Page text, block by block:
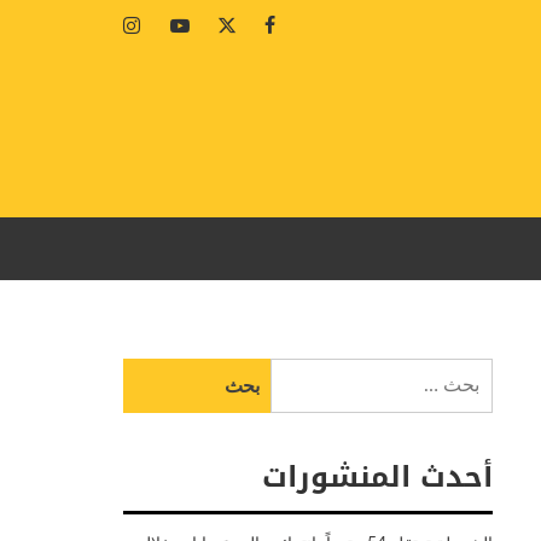
Facebook
Twitter
Youtube
Instagram
عن:
أحدث المنشورات